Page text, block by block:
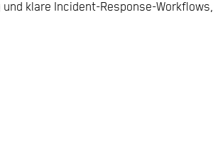
klare Incident-Response-Workflows,